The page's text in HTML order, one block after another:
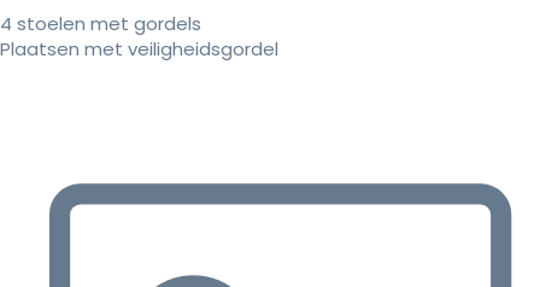
4 stoelen met gordels
Plaatsen met veiligheidsgordel